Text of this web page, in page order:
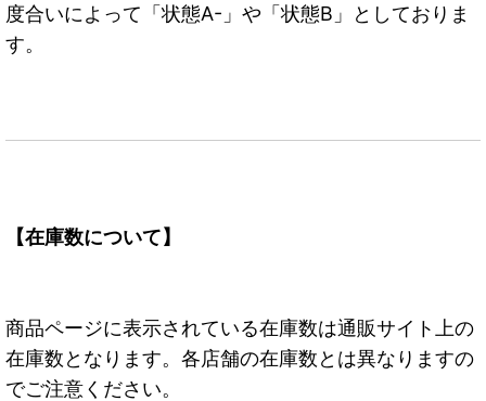
度合いによって「状態A-」や「状態B」としておりま
す。
【在庫数について】
商品ページに表示されている在庫数は通販サイト上の
在庫数となります。各店舗の在庫数とは異なりますの
でご注意ください。